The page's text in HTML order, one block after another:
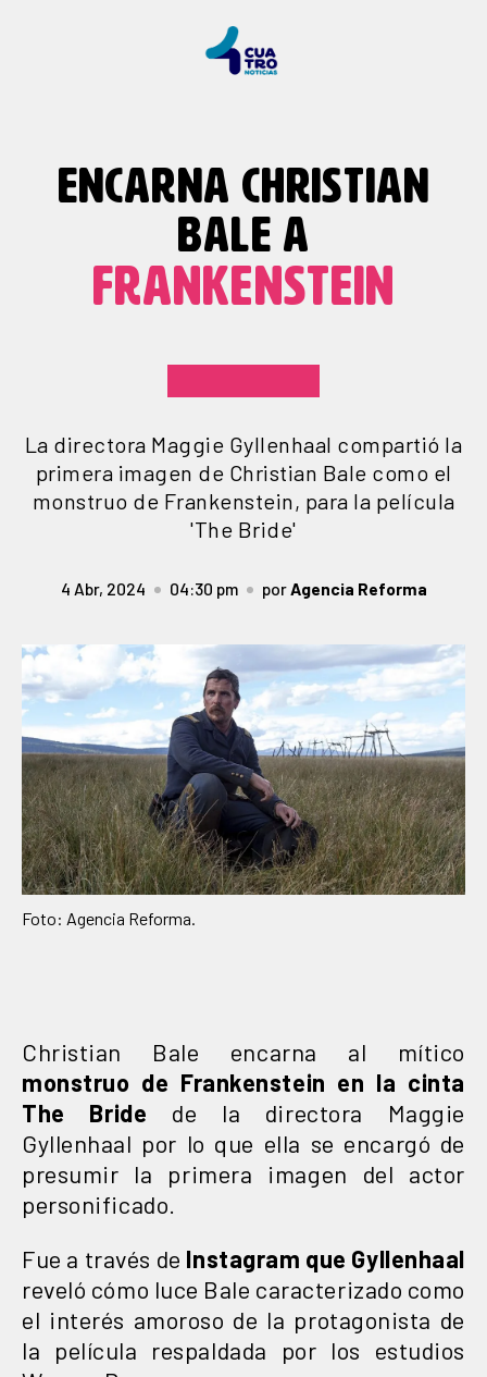
ENCARNA CHRISTIAN
BALE A
FRANKENSTEIN
La directora Maggie Gyllenhaal compartió la
primera imagen de Christian Bale como el
monstruo de Frankenstein, para la película
'The Bride'
4 Abr, 2024 04:30 pm porAgencia Reforma
Foto: Agencia Reforma.
Christian Bale encarna al mítico
monstruo de Frankenstein en la cinta
The Bride de la directora Maggie
Gyllenhaal por lo que ella se encargó de
presumir la primera imagen del actor
personificado.
Fue a través de Instagram que Gyllenhaal
reveló cómo luce Bale caracterizado como
el interés amoroso de la protagonista de
la película respaldada por los estudios